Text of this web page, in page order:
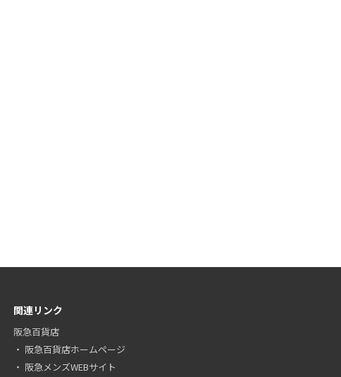
関連リンク
阪急百貨店
阪急百貨店ホームページ
阪急メンズWEBサイト